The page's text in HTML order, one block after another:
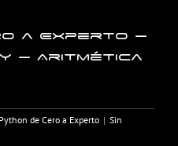
a Experto –
– Aritmética
Python de Cero a Experto | Sin